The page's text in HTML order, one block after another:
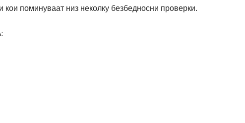
поминуваат низ неколку безбедносни проверки.